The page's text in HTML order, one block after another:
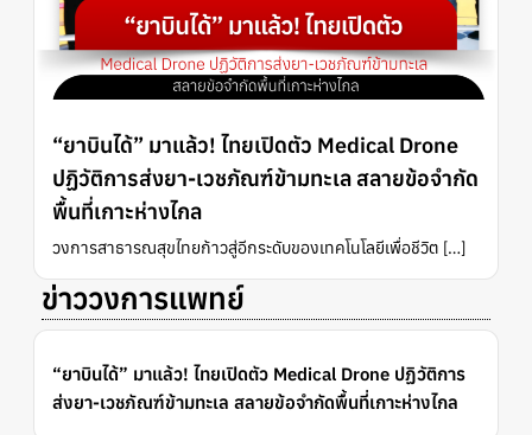
“ยาบินได้” มาแล้ว! ไทยเปิดตัว Medical Drone
ปฏิวัติการส่งยา-เวชภัณฑ์ข้ามทะเล สลายข้อจำกัด
พื้นที่เกาะห่างไกล
วงการสาธารณสุขไทยก้าวสู่อีกระดับของเทคโนโลยีเพื่อชีวิต […]
ข่าววงการแพทย์
“ยาบินได้” มาแล้ว! ไทยเปิดตัว Medical Drone ปฏิวัติการ
ส่งยา-เวชภัณฑ์ข้ามทะเล สลายข้อจำกัดพื้นที่เกาะห่างไกล